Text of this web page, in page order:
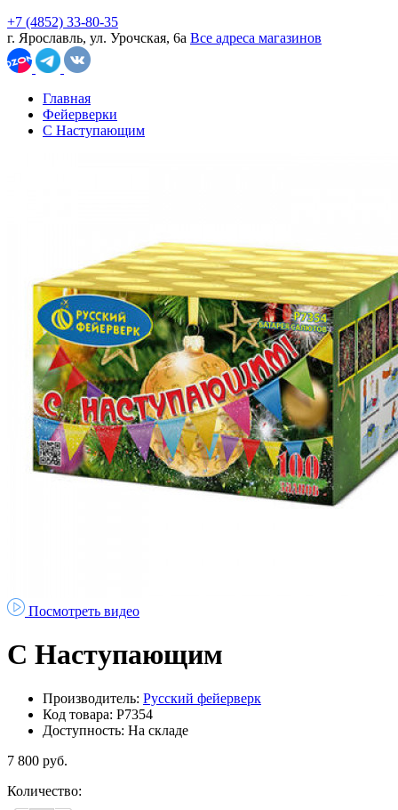
+7 (4852) 33-80-35
г. Ярославль, ул. Урочская, 6а Все адреса магазинов
Главная
Фейерверки
С Наступающим
Посмотреть видео
С Наступающим
Производитель: Русский фейерверк
Код товара: Р7354
Доступность: На складе
7 800 руб.
Количество: